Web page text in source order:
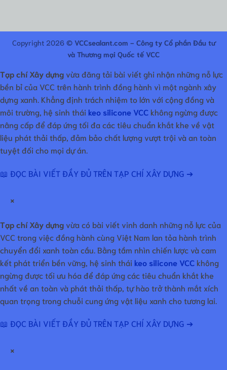
Copyright 2026 © VCCsealant.com - Công ty Cổ phần Đầu tư
và Thương mại Quốc tế VCC
Tạp chí Xây dựngvừa đăng tải bài viết ghi nhận những nỗ lực
bền bỉ của VCC trên hành trình đồng hành vì một ngành xây
dựng xanh. Khẳng định trách nhiệm to lớn với cộng đồng và
môi trường, hệ sinh thái keo silicone VCC không ngừng được
nâng cấp để đáp ứng tối đa các tiêu chuẩn khắt khe về vật
liệu phát thải thấp, đảm bảo chất lượng vượt trội và an toàn
tuyệt đối cho mọi dự án.
📖 ĐỌC BÀI VIẾT ĐẦY ĐỦ TRÊN TẠP CHÍ XÂY DỰNG ➔
×
Tạp chí Xây dựngvừa có bài viết vinh danh những nỗ lực của
VCC trong việc đồng hành cùng Việt Nam lan tỏa hành trình
chuyển đổi xanh toàn cầu. Bằng tầm nhìn chiến lược và cam
kết phát triển bền vững, hệ sinh thái keo silicone VCC không
ngừng được tối ưu hóa để đáp ứng các tiêu chuẩn khắt khe
nhất về an toàn và phát thải thấp, tự hào trở thành mắt xích
quan trọng trong chuỗi cung ứng vật liệu xanh cho tương lai.
📖 ĐỌC BÀI VIẾT ĐẦY ĐỦ TRÊN TẠP CHÍ XÂY DỰNG ➔
×